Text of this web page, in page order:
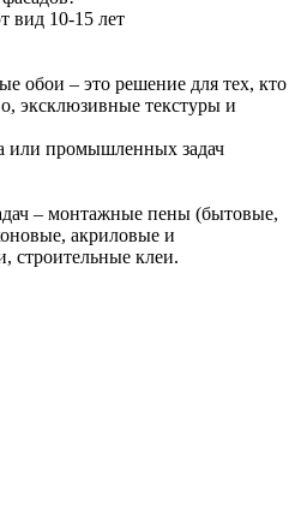
вид 10-15 лет
обои – это решение для тех, кто
эксклюзивные текстуры и
или промышленных задач
– монтажные пены (бытовые,
акриловые и
строительные клеи.